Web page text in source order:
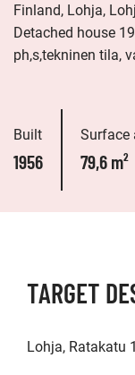
Finland, Lohja,
Detached house
ph,s,tekninen tila,
Built
1956
Surface
79,6 m²
TARGET
Lohja, Ratakatu